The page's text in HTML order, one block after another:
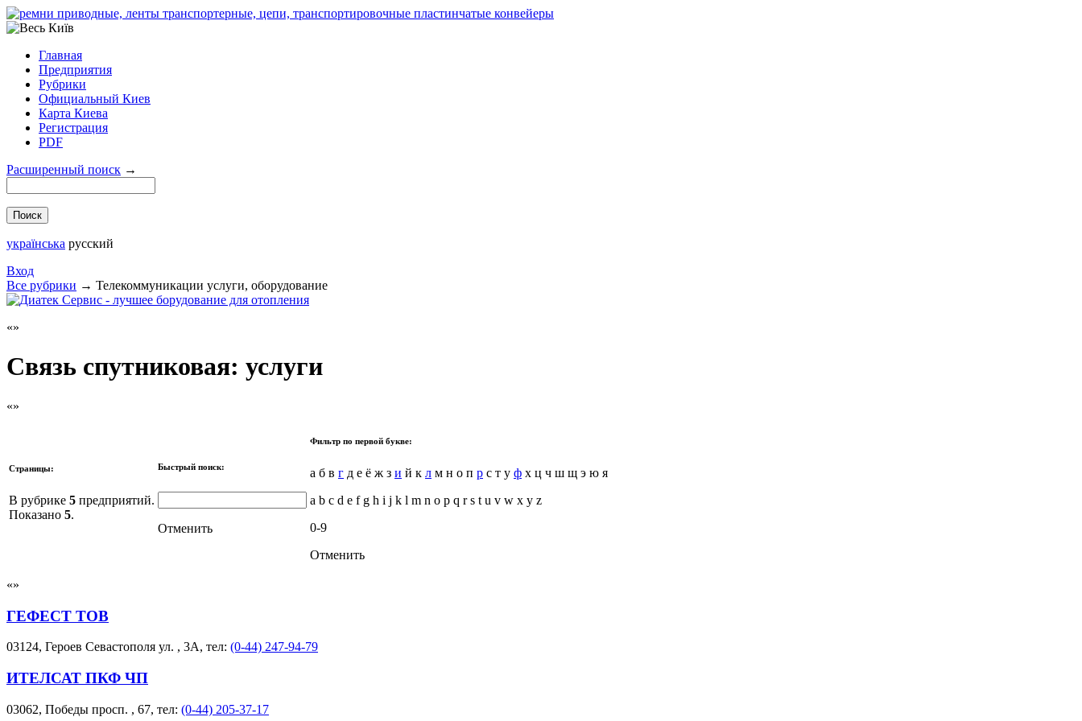
Главная
Предприятия
Рубрики
Официальный Киев
Карта Киева
Регистрация
PDF
Расширенный поиск →
українська русский
Вход
Все рубрики → Телекоммуникации услуги, оборудование
Связь спутниковая: услуги
Страницы:
В рубрике 5 предприятий.
Показано 5.
Быстрый поиск:
Отменить
Фильтр по первой букве:
а б в г д е ё ж з и й к л м н о п р с т у ф х ц ч ш щ э ю я
a b c d e f g h i j k l m n o p q r s t u v w x y z
0-9
Отменить
ГЕФЕСТ ТОВ
03124, Героев Севастополя ул. , 3А, тел: (0-44) 247-94-79
ИТЕЛСАТ ПКФ ЧП
03062, Победы просп. , 67, тел: (0-44) 205-37-17